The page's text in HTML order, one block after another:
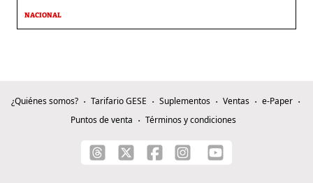
NACIONAL
¿Quiénes somos? Tarifario GESE Suplementos Ventas
e-Paper
Puntos de venta
Términos y condiciones